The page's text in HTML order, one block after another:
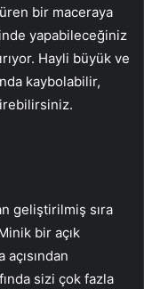
bir maceraya
yapabileceğiniz
Hayli büyük ve
kaybolabilir,
geliştirilmiş sıra
bir açık
sizi çok fazla